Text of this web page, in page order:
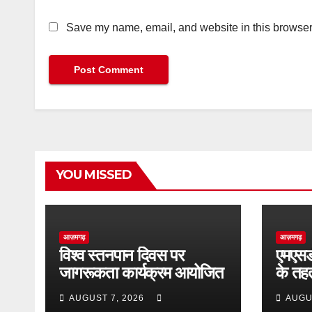
Save my name, email, and website in this
YOU MISSED
आज़मगढ़
विश्व स्तनपान दिवस पर
जागरूकता कार्यक्रम आयोजित
AUGUST 7, 2026
आज़मगढ़
के